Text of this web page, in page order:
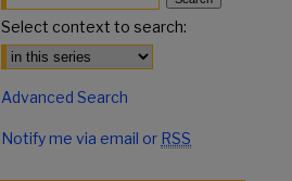
Select context to search:
Advanced Search
Notify me via email or RSS